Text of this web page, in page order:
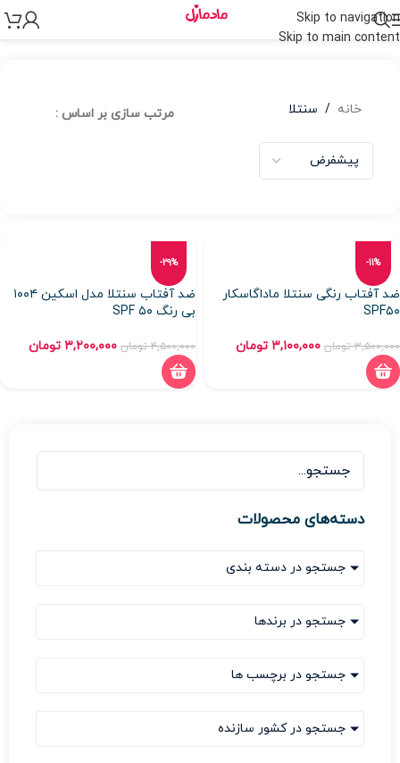
Skip to navigation
Skip to main content
دسته‌های محصولات
جستجو در دسته بندی
جستجو در برندها
جستجو در برچسب ها
جستجو در کشور سازنده
خانه / سنتلا مرتب سازی بر اساس :
-11%
ضد آفتاب رنگی سنتلا ماداگاسکار
SPF۵۰
۳,۵۰۰,۰۰۰ تومان ۳,۱۰۰,۰۰۰ تومان
-29%
ضد آفتاب سنتلا مدل اسکین ۱۰۰۴
بی رنگ SPF ۵۰
۴,۵۰۰,۰۰۰ تومان ۳,۲۰۰,۰۰۰ تومان